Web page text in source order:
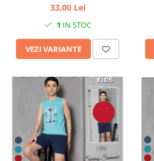
33,00 Lei
1 IN STOC
VEZI VARIANTE